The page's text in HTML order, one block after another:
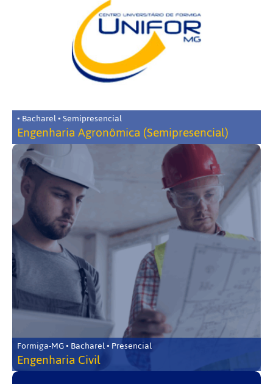
• Bacharel • Semipresencial
Engenharia Agronômica (Semipresencial)
Formiga-MG • Bacharel • Presencial
Engenharia Civil